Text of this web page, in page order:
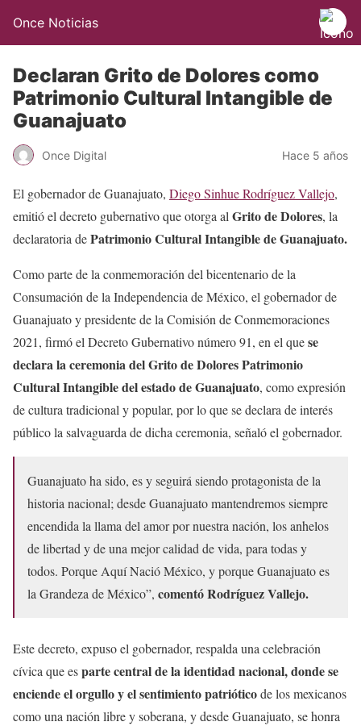
Once Noticias
Declaran Grito de Dolores como
Patrimonio Cultural Intangible de
Guanajuato
Once Digital Hace 5 años
El gobernador de Guanajuato, Diego Sinhue Rodríguez Vallejo,
emitió el decreto gubernativo que otorga al Grito de Dolores, la
declaratoria dePatrimonio Cultural Intangible de Guanajuato.
Como parte de la conmemoración del bicentenario de la
Consumación de la Independencia de México, el gobernador de
Guanajuato y presidente de la Comisión de Conmemoraciones
2021, firmó el Decreto Gubernativo número 91, en el quese
declara la ceremonia del Grito de Dolores Patrimonio
Cultural Intangible del estado de Guanajuato, como expresión
de cultura tradicional y popular, por lo que se declara de interés
público la salvaguarda de dicha ceremonia, señaló el gobernador.
Guanajuato ha sido, es y seguirá siendo protagonista de la
historia nacional; desde Guanajuato mantendremos siempre
encendida la llama del amor por nuestra nación, los anhelos
de libertad y de una mejor calidad de vida, para todas y
todos. Porque Aquí Nació México, y porque Guanajuato es
la Grandeza de México”, comentó Rodríguez Vallejo.
Este decreto, expuso el gobernador, respalda una celebración
cívica que esparte central de la identidad nacional, donde se
enciende el orgullo y el sentimiento patrióticode los mexicanos
como una nación libre y soberana, y desde Guanajuato, se honra